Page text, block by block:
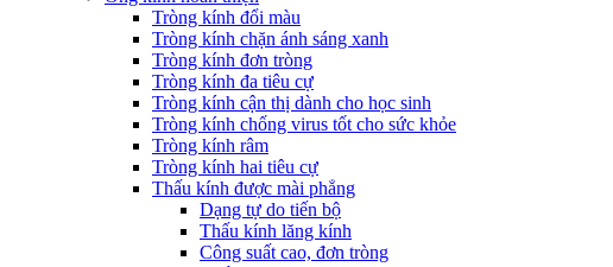
Tròng kính đổi màu
Tròng kính chặn ánh sáng xanh
Tròng kính đơn tròng
Tròng kính đa tiêu cự
Tròng kính cận thị dành cho học sinh
Tròng kính chống virus tốt cho sức khỏe
Tròng kính râm
Tròng kính hai tiêu cự
Thấu kính được mài phẳng
Dạng tự do tiến bộ
Thấu kính lăng kính
Công suất cao, đơn tròng